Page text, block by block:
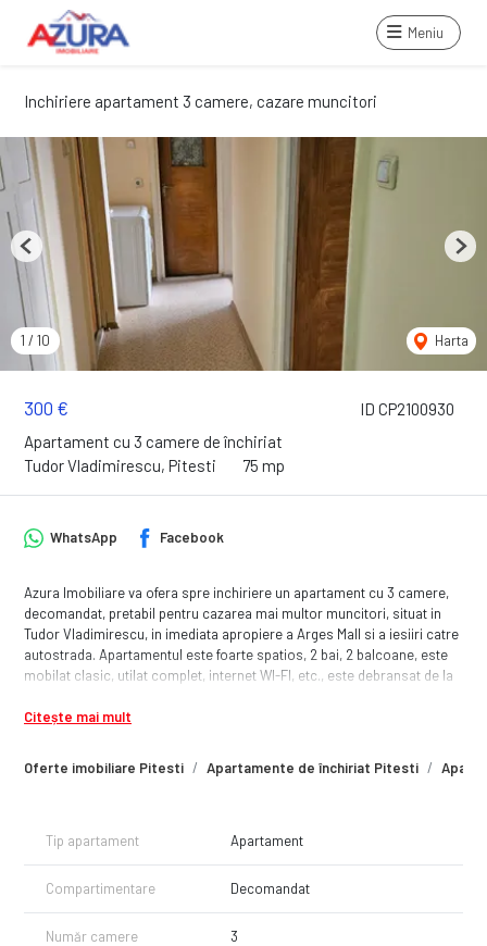
Meniu
Inchiriere apartament 3 camere, cazare muncitori
ID CP2100930
300 €
Apartament cu 3 camere de închiriat
Tudor Vladimirescu, Pitesti
75 mp
1 / 10 Harta
Previous Next
Oferte imobiliare Pitesti Apartamente de închiriat Pitesti
WhatsApp Facebook
Azura Imobiliare va ofera spre inchiriere un apartament cu 3 camere,
decomandat, pretabil pentru cazarea mai multor muncitori, situat in
Tudor Vladimirescu, in imediata apropiere a Arges Mall si a iesiiri catre
autostrada. Apartamentul este foarte spatios, 2 bai, 2 balcoane, este
mobilat clasic, utilat complet, internet WI-FI, etc., este debransat de la
electrice iar apa calda este asigurata prin boiler electric. Este liber,
Citește mai mult
Tip apartament Apartament
Compartimentare Decomandat
Număr camere 3